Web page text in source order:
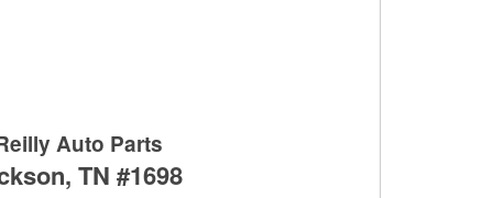
Auto Parts
TN #1698